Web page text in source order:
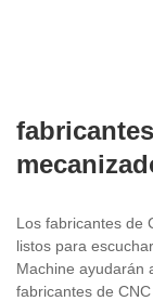
Los fabricantes de
listos para
Machine ayudarán
fabricantes de